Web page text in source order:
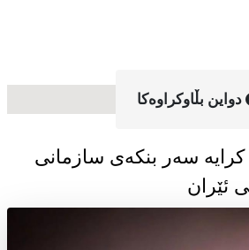
دواین بڵاوکراوه‌کا
سەر بنکەی سازمانی
ئێران